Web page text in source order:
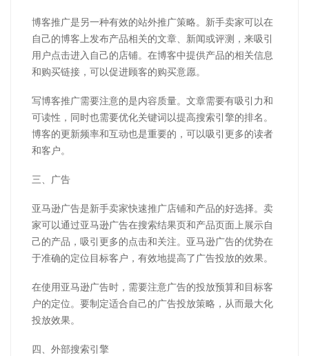
博客推广是另一种有效的站外推广策略。新手卖家可以在
自己的博客上发布产品相关的文章、新闻或评测，来吸引
用户点击进入自己的店铺。在博客中提供产品的相关信息
和购买链接，可以促进顾客的购买意愿。
写博客推广需要注意的是内容质量。文章需要有吸引力和
可读性，同时也需要优化关键词以提高搜索引擎的排名。
博客的更新频率和互动也是重要的，可以吸引更多的读者
和客户。
三、广告
亚马逊广告是新手卖家快速推广店铺和产品的好选择。卖
家可以通过亚马逊广告在搜索结果页和产品页面上展示自
己的产品，吸引更多的点击和关注。亚马逊广告的优势在
于准确的定位目标客户，有效地提高了广告投放的效果。
在使用亚马逊广告时，需要注意广告的投放预算和目标客
户的定位。要制定适合自己的广告投放策略，从而最大化
投放效果。
四、外部搜索引擎